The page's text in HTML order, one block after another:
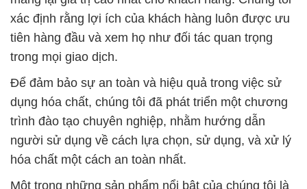
Một trong những sản phẩm nổi bật của chúng tôi là
Javel, một hóa chất mạnh mẽ được sử dụng rộng
rãi để diệt khuẩn và khử trùng nước cấp sạch. Điều
này đã giúp Công Ty Hóa Chất Đắc Trường Phát
xây dựng danh tiếng là đối tác tin cậy và uy tín trong
ngành công nghiệp hóa chất.
Chúng tôi hiểu rằng việc quản lý vận chuyển là một
phần quan trọng trong hoạt động kinh doanh của
bạn. Do đó, chúng tôi cam kết đảm bảo rằng các